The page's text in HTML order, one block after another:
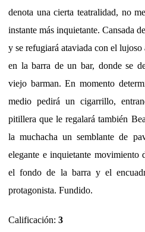
denota una cierta teatralidad, no
instante más inquietante. Cansada
y se refugiará ataviada con el lujoso
en la barra de un bar, donde se
viejo barman. En momento
medio pedirá un cigarrillo,
pitillera que le regalará también
la muchacha un semblante de
elegante e inquietante movimiento
el fondo de la barra y el
protagonista. Fundido.
Calificación: 3